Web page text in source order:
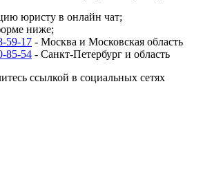
юристу в онлайн чат;
ниже;
59-17 - Москва и Московская область
85-54 - Санкт-Петербург и область
ссылкой в социальных сетях